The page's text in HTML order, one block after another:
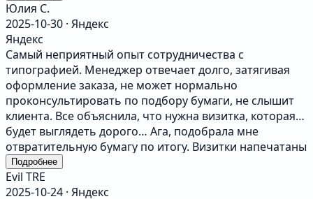
Юлия С.
2025-10-30 · Яндекс
Яндекс
Самый неприятный опыт сотрудничества с
типографией. Менеджер отвечает долго, затягивая
оформление заказа, не может нормально
проконсультировать по подбору бумаги, не слышит
клиента. Все объяснила, что нужна визитка, которая
будет выглядеть дорого… Ага, подобрала мне
отвратительную бумагу по итогу. Визитки напечатаны
криво, один край смещен, закруглённые угры
обрезаны грубо и неаккуратно, бумага тонкая,
хлипкая. Визитка выглядит дешево и явно
Подробнее
Evil TRE
2025-10-24 · Яндекс